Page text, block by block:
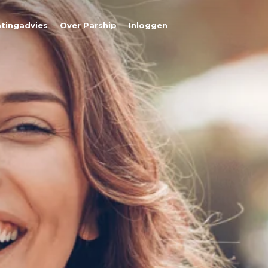
Over Parship Inloggen